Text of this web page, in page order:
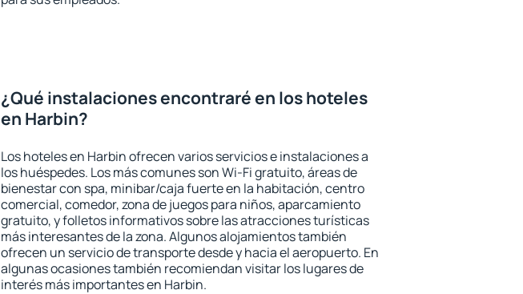
¿Qué instalaciones encontraré en los hoteles
en Harbin?
Los hoteles en Harbin ofrecen varios servicios e instalaciones a
los huéspedes. Los más comunes son Wi-Fi gratuito, áreas de
bienestar con spa, minibar/caja fuerte en la habitación, centro
comercial, comedor, zona de juegos para niños, aparcamiento
gratuito, y folletos informativos sobre las atracciones turísticas
más interesantes de la zona. Algunos alojamientos también
ofrecen un servicio de transporte desde y hacia el aeropuerto. En
algunas ocasiones también recomiendan visitar los lugares de
interés más importantes en Harbin.